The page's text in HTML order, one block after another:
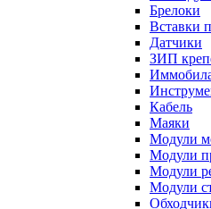
Брелоки
Вставки
Датчики
ЗИП
Кабель
Маяки
Модули
Модули
Модули
Модули